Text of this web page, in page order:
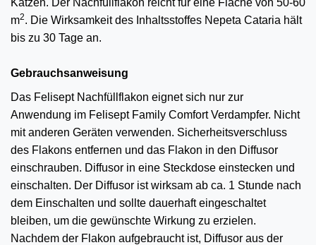
Katzen. Der Nachfüllflakon reicht für eine Fläche von 50-60
m2. Die Wirksamkeit des Inhaltsstoffes Nepeta Cataria hält
bis zu 30 Tage an.
Gebrauchsanweisung
Das Felisept Nachfüllflakon eignet sich nur zur
Anwendung im Felisept Family Comfort Verdampfer. Nicht
mit anderen Geräten verwenden. Sicherheitsverschluss
des Flakons entfernen und das Flakon in den Diffusor
einschrauben. Diffusor in eine Steckdose einstecken und
einschalten. Der Diffusor ist wirksam ab ca. 1 Stunde nach
dem Einschalten und sollte dauerhaft eingeschaltet
bleiben, um die gewünschte Wirkung zu erzielen.
Nachdem der Flakon aufgebraucht ist, Diffusor aus der